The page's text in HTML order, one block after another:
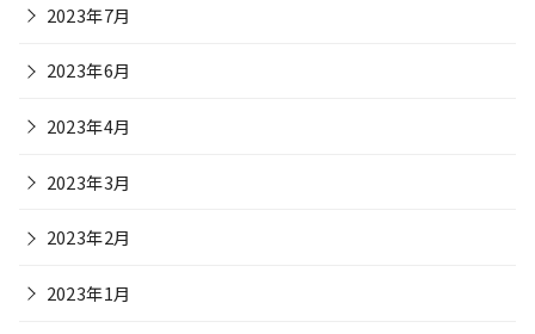
2023年7月
2023年6月
2023年4月
2023年3月
2023年2月
2023年1月